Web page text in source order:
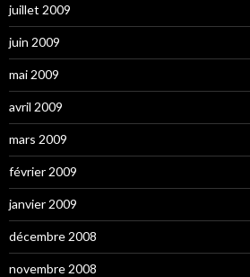
juillet 2009
juin 2009
mai 2009
avril 2009
mars 2009
février 2009
janvier 2009
décembre 2008
novembre 2008